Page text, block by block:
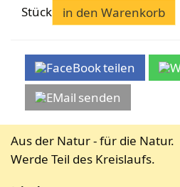
Stück in den Warenkorb
teilen
senden
Aus der Natur - für die Natur.
Werde Teil des Kreislaufs.